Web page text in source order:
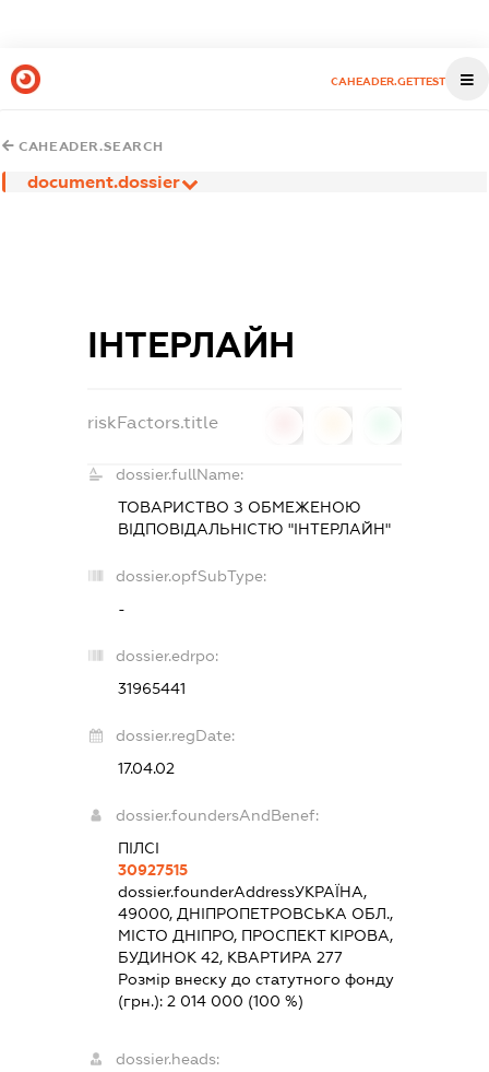
CAHEADER.GETTEST
CAHEADER.SEARCH
document.dossier
ІНТЕРЛАЙН
riskFactors.title
dossier.fullName:
ТОВАРИСТВО З ОБМЕЖЕНОЮ
ВІДПОВІДАЛЬНІСТЮ "ІНТЕРЛАЙН"
dossier.opfSubType:
-
dossier.edrpo:
31965441
dossier.regDate:
17.04.02
dossier.foundersAndBenef:
ПІЛСІ
30927515
dossier.founderAddressУКРАЇНА,
49000, ДНІПРОПЕТРОВСЬКА ОБЛ.,
МІСТО ДНІПРО, ПРОСПЕКТ КІРОВА,
БУДИНОК 42, КВАРТИРА 277
Розмір внеску до статутного фонду
(грн.):2 014 000 (100 %)
dossier.heads: